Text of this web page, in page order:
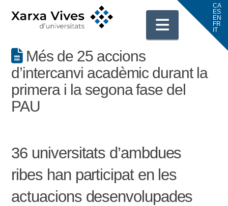
Més de 25 accions
d’intercanvi acadèmic durant la
primera i la segona fase del
PAU
36 universitats d’ambdues
ribes han participat en les
actuacions desenvolupades